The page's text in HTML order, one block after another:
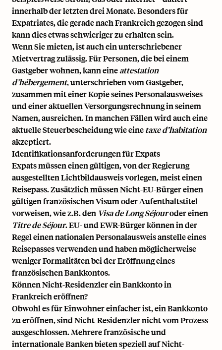
innerhalb der letzten drei Monate. Besonders für
Expatriates, die gerade nach Frankreich gezogen sind
kann dies etwas schwieriger zu erhalten sein.
Wenn Sie mieten, ist auch ein unterschriebener
Mietvertrag zulässig. Für Personen, die bei einem
Gastgeber wohnen, kann eineattestation
d’hébergement, unterschrieben vom Gastgeber,
zusammen mit einer Kopie seines Personalausweises
und einer aktuellen Versorgungsrechnung in seinem
Namen, ausreichen. In manchen Fällen wird auch eine
aktuelle Steuerbescheidung wie einetaxe d’habitation
akzeptiert.
Identifikationsanforderungen für Expats
Expats müssen einen gültigen, von der Regierung
ausgestellten Lichtbildausweis vorlegen, meist einen
Reisepass. Zusätzlich müssen Nicht-EU-Bürger einen
gültigen französischen Visum oder Aufenthaltstitel
vorweisen, wie z.B. den Visa de Long Séjouroder einen
Titre de Séjour. EU- und EWR-Bürger können in der
Regel einen nationalen Personalausweis anstelle eines
Reisepasses verwenden und haben möglicherweise
weniger Formalitäten bei der Eröffnung eines
französischen Bankkontos.
Können Nicht-Residenzler ein Bankkonto in
Frankreich eröffnen?
Obwohl es für Einwohner einfacher ist, ein Bankkonto
zu eröffnen, sind Nicht-Residenzler nicht vom Prozess
ausgeschlossen. Mehrere französische und
internationale Banken bieten speziell auf Nicht-